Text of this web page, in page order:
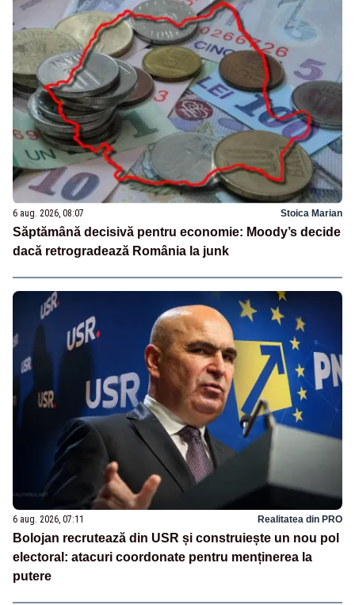
6 aug. 2026, 08:07 Stoica Marian
Săptămână decisivă pentru economie: Moody’s decide
dacă retrogradează România la junk
6 aug. 2026, 07:11 Realitatea din PRO
Bolojan recrutează din USR și construiește un nou pol
electoral: atacuri coordonate pentru menținerea la
putere